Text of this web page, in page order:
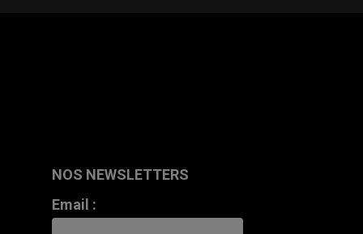
NOS NEWSLETTERS
Email :